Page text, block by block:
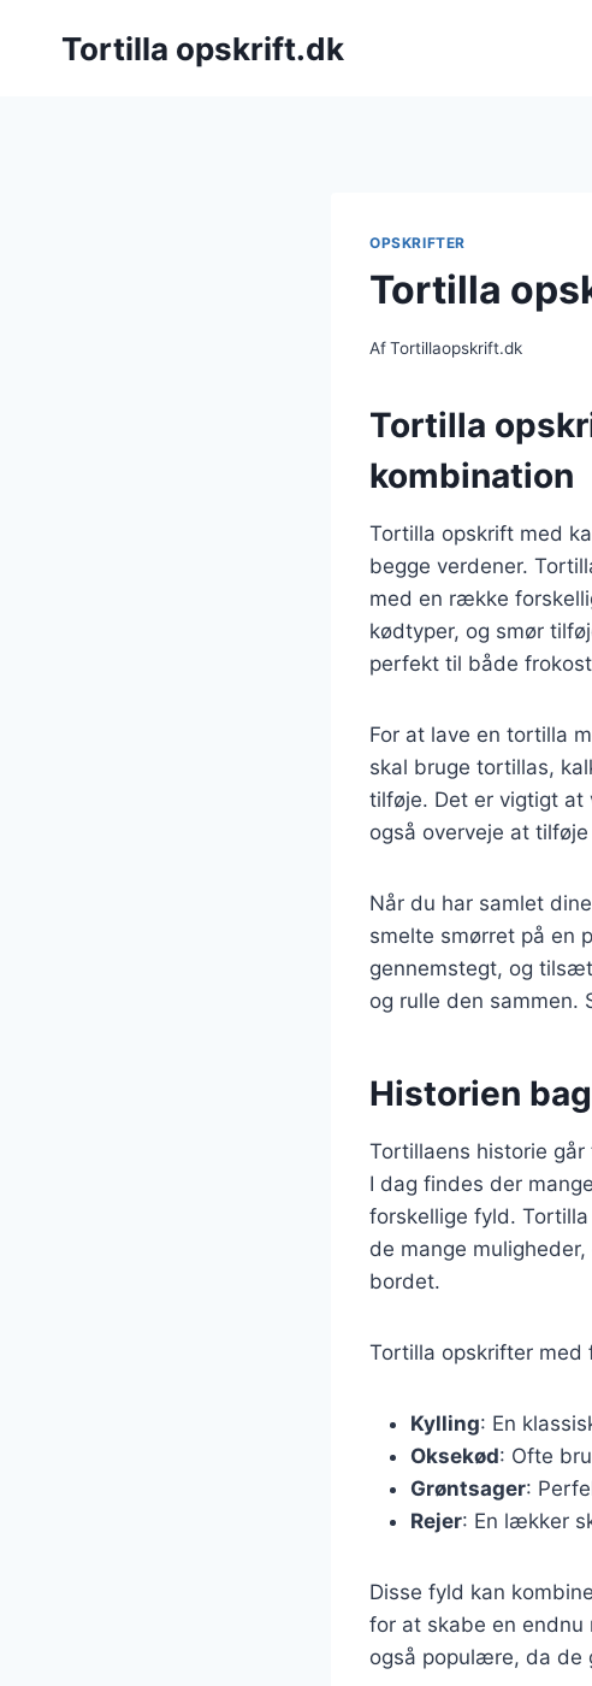
Tortilla opskrift.dk
OPSKRIFTER
Tortilla
AfTortillaopskrift.dk
Tortilla
kombination
Tortilla opskrift med
begge verdener.
med en række
kødtyper, og smør
perfekt til både
For at lave en tortilla
skal bruge tortillas,
tilføje. Det er vigtigt at
også overveje at
Når du har samlet
smelte smørret på en
gennemstegt, og
og rulle den sammen.
Historien
Tortillaens historie
I dag findes der
forskellige fyld.
de mange
bordet.
Tortilla opskrifter med
Kylling: En
Oksekød: Ofte
Grøntsager:
Rejer: En lækker
Disse fyld kan
for at skabe en endnu
også populære, da de